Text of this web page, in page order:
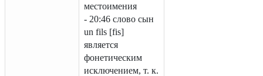
местоимения
- 20:46 слово сын
un fils [fis]
является
фонетическим
исключением, т. к.